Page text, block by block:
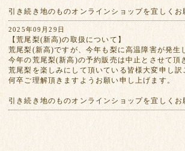
引き続き地のものオンラインショップを宜しくお
2025年09月29日
【荒尾梨(新高)の取扱について】
荒尾梨(新高)ですが、今年も梨に高温障害が発生
今年の荒尾梨(新高)の予約販売は中止とさせて頂
荒尾梨を楽しみにして頂いている皆様大変申し訳
何卒ご理解頂きますようお願い申し上げます。
引き続き地のものオンラインショップを宜しくお